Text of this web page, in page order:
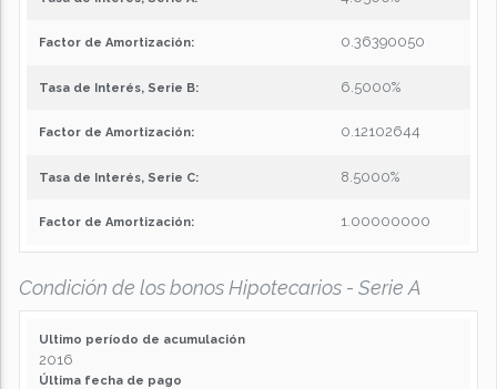
Factor de Amortización: 0.36390050
Tasa de Interés, Serie B: 6.5000%
Factor de Amortización: 0.12102644
Tasa de Interés, Serie C: 8.5000%
Factor de Amortización: 1.00000000
Condición de los bonos Hipotecarios - Serie A
Ultimo período de acumulación
2016
Última fecha de pago